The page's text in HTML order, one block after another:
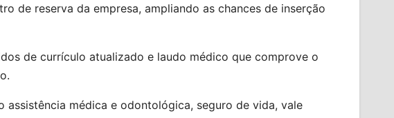
de reserva da empresa, ampliando as chances de inserção
de currículo atualizado e laudo médico que comprove o
médica e odontológica, seguro de vida, vale